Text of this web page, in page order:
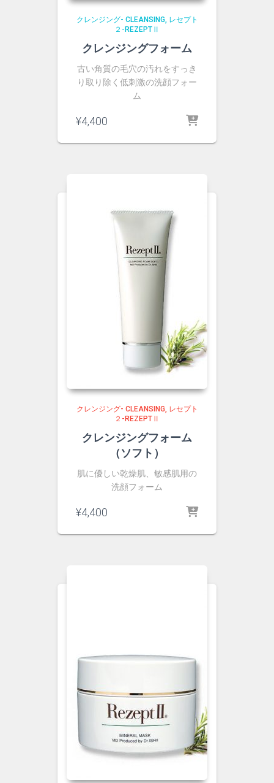
クレンジング- CLEANSING レセプト
２-REZEPTⅡ
クレンジングフォーム
古い角質の毛穴の汚れをすっき
り取り除く低刺激の洗顔フォー
ム
¥4,400
クレンジング- CLEANSING レセプト
２-REZEPTⅡ
クレンジングフォーム
（ソフト）
肌に優しい乾燥肌、敏感肌用の
洗顔フォーム
¥4,400